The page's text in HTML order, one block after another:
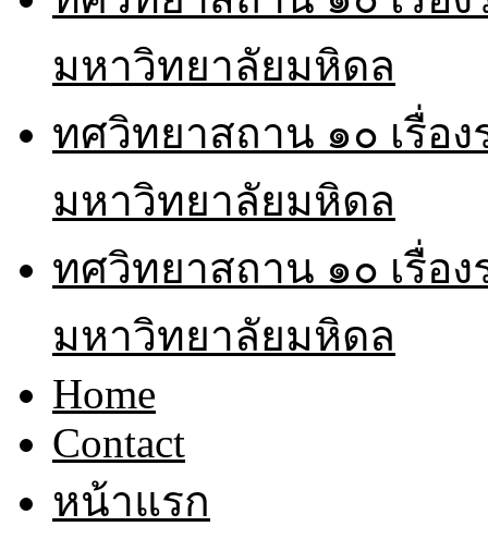
มหาวิทยาลัยมหิดล
ทศวิทยาสถาน ๑๐ เรื่อ
มหาวิทยาลัยมหิดล
ทศวิทยาสถาน ๑๐ เรื่อ
มหาวิทยาลัยมหิดล
Home
Contact
หน้าแรก